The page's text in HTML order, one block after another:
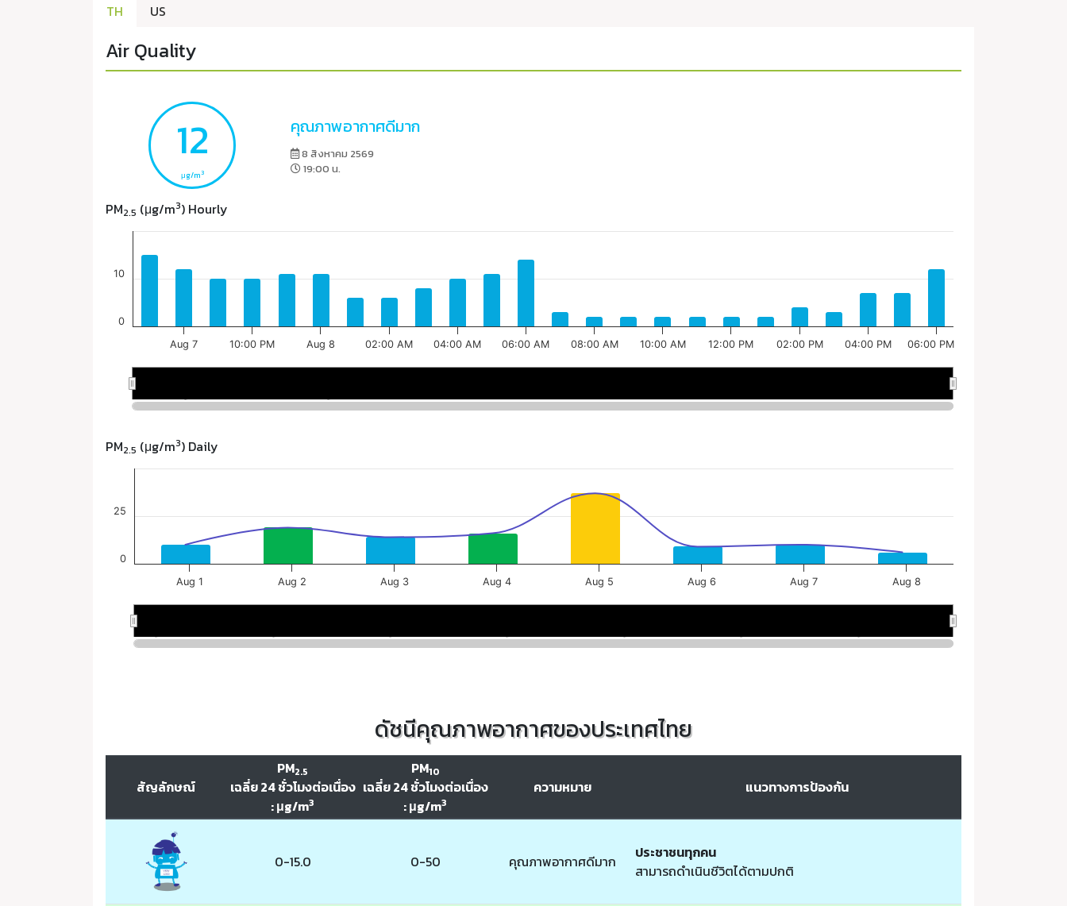
TH US
Air Quality
12
μg/m3
คุณภาพอากาศดีมาก
8 สิงหาคม 2569
19:00 น.
PM2.5 (μg/m3) Hourly
PM2.5 (μg/m3) Daily
ดัชนีคุณภาพอากาศของประเทศไทย
สัญลักษณ์
PM2.5
เฉลี่ย 24 ชั่วโมงต่อเนื่อง
: μg/m3
PM10
เฉลี่ย 24 ชั่วโมงต่อเนื่อง
: μg/m3
ความหมาย แนวทางการป้องกัน
0-15.0 0-50 คุณภาพอากาศดีมาก
ประชาชนทุกคน
สามารถดำเนินชีวิตได้ตามปกติ